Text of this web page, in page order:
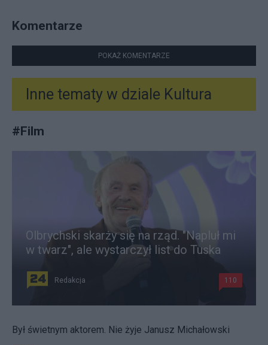
Komentarze
POKAŻ KOMENTARZE
Inne tematy w dziale Kultura
#Film
Olbrychski skarży się na rząd. "Napluł mi
w twarz", ale wystarczył list do Tuska
Redakcja 110
Był świetnym aktorem. Nie żyje Janusz Michałowski